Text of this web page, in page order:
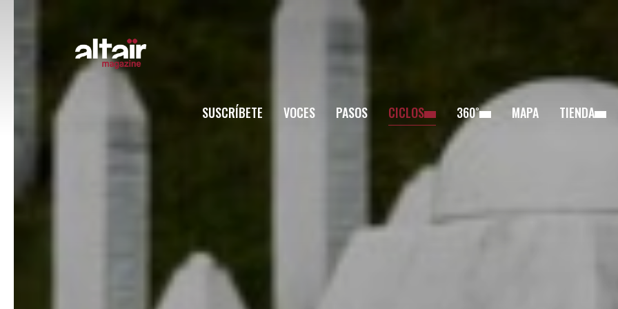
SUSCRÍBETE VOCES PASOS CICLOS 360˚ MAPA TIENDA